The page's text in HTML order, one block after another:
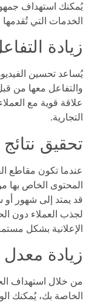
يُمكنك استهداف
الخدمات التي تُقدمها
زيادة
يُساعد تحسين
والتفاعل معها من
علاقة قوية مع
التجارية.
تحقيق
عندما تكون مقاطع
المحتوى الخاص
قد يمتد إلى شهور أو
لجذب العملاء دون
الإعلانية بشكل
زيادة معدل
من خلال استهداف
الخاصة بك، يُمكنك